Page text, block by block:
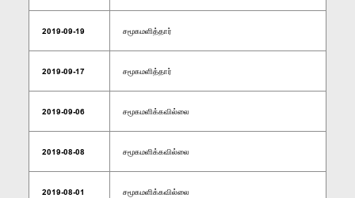
2019-09-19 சமூகமளித்தார்
2019-09-17 சமூகமளித்தார்
2019-09-06 சமூகமளிக்கவில்லை
2019-08-08 சமூகமளிக்கவில்லை
2019-08-01 சமூகமளிக்கவில்லை